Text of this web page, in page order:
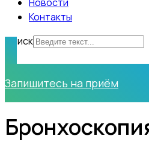
Контакты
Поиск
Запишитесь на приём